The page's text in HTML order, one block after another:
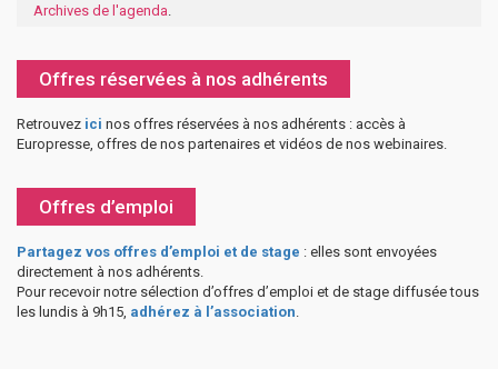
Archives de l'agenda
Offres réservées à nos adhérents
Retrouvez ici nos offres réservées à nos adhérents : accès à
Europresse, offres de nos partenaires et vidéos de nos webinaires.
Offres d’emploi
Partagez vos offres d’emploi et de stage : elles sont envoyées
directement à nos adhérents.
Pour recevoir notre sélection d’offres d’emploi et de stage diffusée tous
les lundis à 9h15, adhérez à l’association